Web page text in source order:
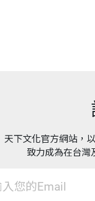
天下文化官方網站，
致力成為在台灣